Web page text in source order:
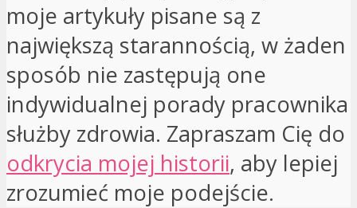
moje artykuły pisane są z
największą starannością, w żaden
sposób nie zastępują one
indywidualnej porady pracownika
służby zdrowia. Zapraszam Cię do
odkrycia mojej historii, aby lepiej
zrozumieć moje podejście.